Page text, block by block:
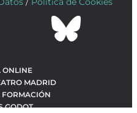
ONLINE
MADRID
FORMACIÓN
GODOT